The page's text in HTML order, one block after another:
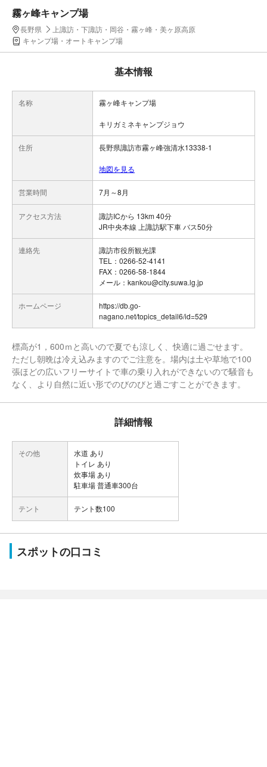
霧ヶ峰キャンプ場
長野県
上諏訪・下諏訪・岡谷・霧ヶ峰・美ヶ原高原
キャンプ場・オートキャンプ場
基本情報
名称 霧ヶ峰キャンプ場
キリガミネキャンプジョウ
住所 長野県諏訪市霧ヶ峰強清水13338-1
地図を見る
営業時間 7月～8月
アクセス方法
諏訪ICから 13km 40分
JR中央本線 上諏訪駅下車 バス50分
連絡先
諏訪市役所観光課
TEL：0266-52-4141
FAX：0266-58-1844
メール：kankou@city.suwa.lg.jp
ホームページ
https://db.go-
nagano.net/topics_detail6/id=529
標高が1，600ｍと高いので夏でも涼しく、快適に過ごせます。
ただし朝晩は冷え込みますのでご注意を。場内は土や草地で100
張ほどの広いフリーサイトで車の乗り入れができないので騒音も
なく、より自然に近い形でのびのびと過ごすことができます。
詳細情報
その他
水道 あり
トイレ あり
炊事場 あり
駐車場 普通車300台
テント テント数100
スポットの口コミ